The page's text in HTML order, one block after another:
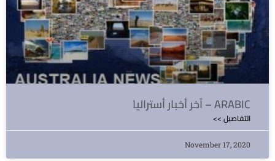
آخر أخبار أستراليا – ARABIC
<< التفاصيل
November 17, 2020